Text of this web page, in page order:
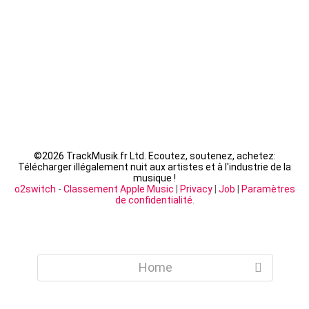
©2026 TrackMusik.fr Ltd. Ecoutez, soutenez, achetez:
Télécharger illégalement nuit aux artistes et à l'industrie de la
musique !
o2switch - Classement Apple Music Privacy| Job
Paramètres
de confidentialité
Home